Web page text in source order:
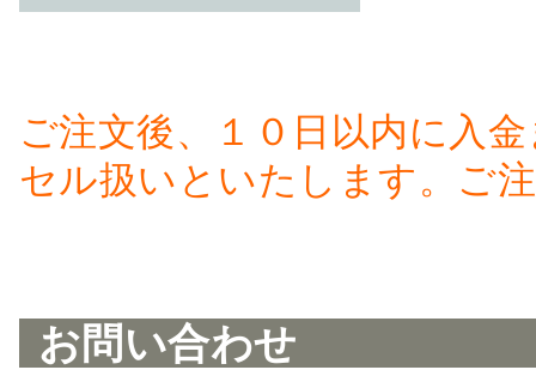
ご注文後、１０日以内に入
セル扱いといたします。ご
お問い合わせ